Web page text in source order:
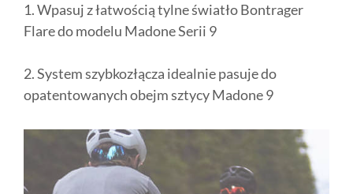
1. Wpasuj z łatwością tylne światło Bontrager
Flare do modelu Madone Serii 9
2. System szybkozłącza idealnie pasuje do
opatentowanych obejm sztycy Madone 9